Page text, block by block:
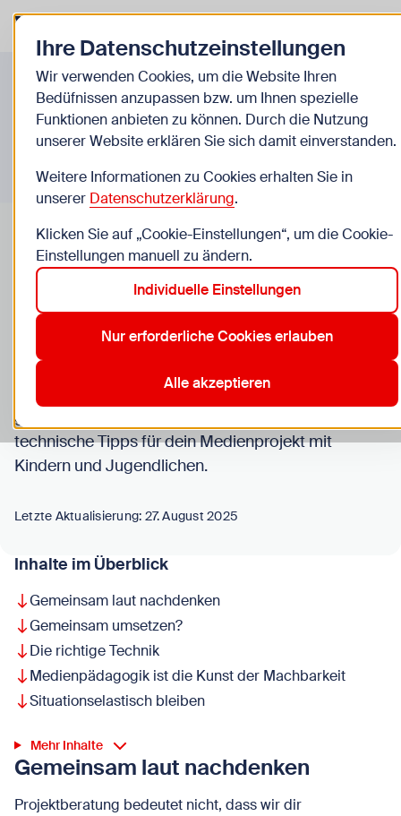
Zurück zur Startseite
Infos A-Z
Projektberatung und Tandem-
Projekte
Die Mitarbeiter*innen des Medienzentrums haben
viel praktische Erfahrung und besprechen mit dir
gerne deine Projektidee. Hol‘ dir methodische und
technische Tipps für dein Medienprojekt mit
Kindern und Jugendlichen.
Letzte Aktualisierung: 27. August 2025
Inhalte im Überblick
Gemeinsam laut nachdenken
Gemeinsam umsetzen?
Die richtige Technik
Medienpädagogik ist die Kunst der Machbarkeit
Situationselastisch bleiben
Mehr Inhalte
Gemeinsam laut nachdenken
Projektberatung bedeutet nicht, dass wir dir
Ihre Datenschutzeinstellungen
Wir verwenden Cookies, um die Website Ihren
Bedüfnissen anzupassen bzw. um Ihnen spezielle
Funktionen anbieten zu können. Durch die Nutzung
unserer Website erklären Sie sich damit einverstanden.
Weitere Informationen zu Cookies erhalten Sie in
unserer Datenschutzerklärung.
Klicken Sie auf „Cookie-Einstellungen“, um die Cookie-
Einstellungen manuell zu ändern.
Individuelle Einstellungen
Nur erforderliche Cookies erlauben
Alle akzeptieren